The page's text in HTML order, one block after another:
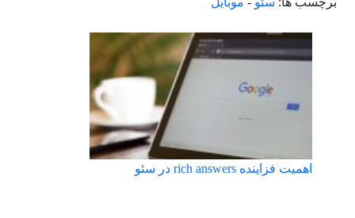
اهمیت فزاینده rich answers در سئو